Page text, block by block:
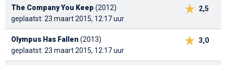
2,5
The Company You Keep (2012)
geplaatst: 23 maart 2015, 12:17 uur
3,0
Olympus Has Fallen (2013)
geplaatst: 23 maart 2015, 12:17 uur